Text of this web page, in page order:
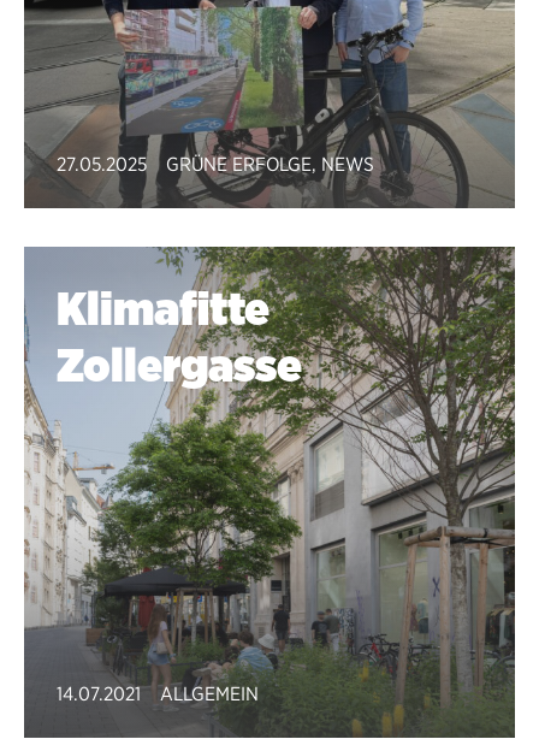
27.05.2025 GRÜNE ERFOLGE, NEWS
Klimafitte
Zollergasse
14.07.2021 ALLGEMEIN